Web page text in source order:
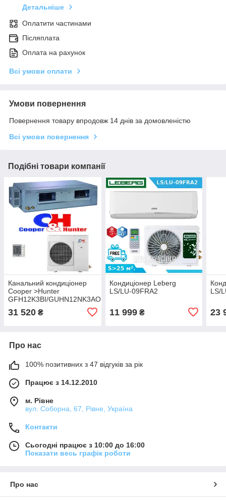
Детальніше
Оплатити частинами
Післяплата
Оплата на рахунок
Всі умови оплати
Умови повернення
Повернення товару впродовж 14 днів за домовленістю
Всі умови повернення
Подібні товари компанії
Канальний кондиціонер
Cooper >Hunter
GFH12K3BI/GUHN12NK3AO
31 520 ₴
Кондиціонер Leberg
LS/LU-09FRA2
11 999₴
LS/
23
Про нас
100% позитивних з 47 відгуків за рік
Працює з 14.12.2010
м. Рівне
вул. Соборна, 67, Рівне, Україна
Контакти
Сьогодні працює з 10:00 до 16:00
Показати весь графік роботи
Про нас